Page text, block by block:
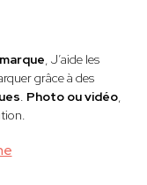
, J’aide les
grâce à des
. Photo ou vidéo,